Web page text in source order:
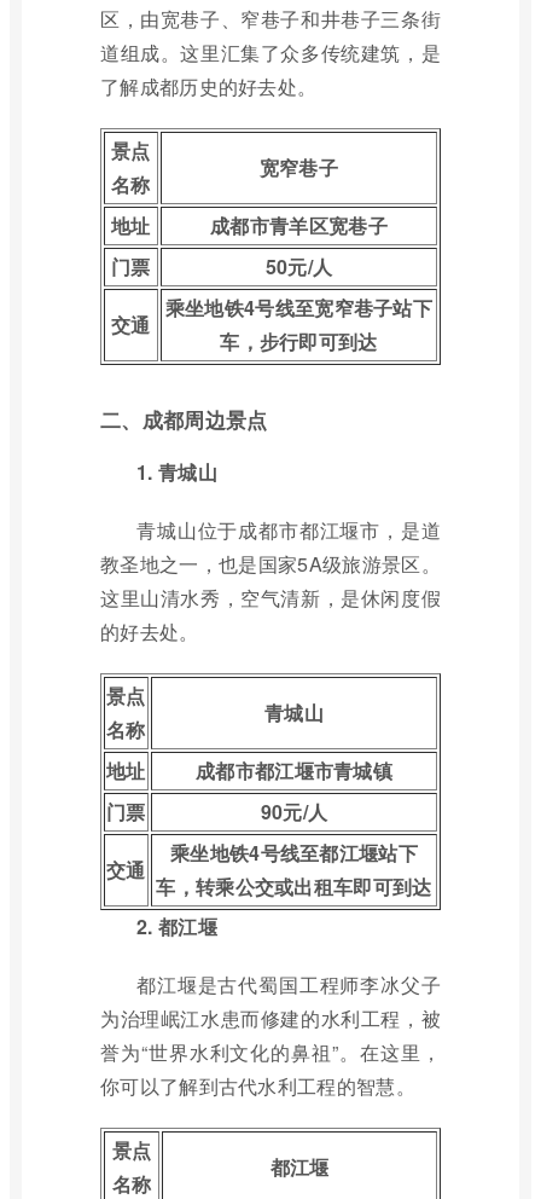
区，由宽巷子、窄巷子和井巷子三条街
道组成。这里汇集了众多传统建筑，是
了解成都历史的好去处。
景点
名称
宽窄巷子
地址
成都市青羊区宽巷子
门票
50元/人
交通
乘坐地铁4号线至宽窄巷子站下
车，步行即可到达
二、 成都周边景点
1. 青城山
青城山位于成都市都江堰市，是道
教圣地之一，也是国家5A级旅游景区。
这里山清水秀，空气清新，是休闲度假
的好去处。
景点
名称
青城山
地址
成都市都江堰市青城镇
门票
90元/人
交通
乘坐地铁4号线至都江堰站下
车，转乘公交或出租车即可到达
2. 都江堰
都江堰是古代蜀国工程师李冰父子
为治理岷江水患而修建的水利工程，被
誉为“世界水利文化的鼻祖”。在这里，
你可以了解到古代水利工程的智慧。
景点
名称
都江堰